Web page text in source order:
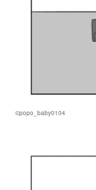
©popo_baby0104